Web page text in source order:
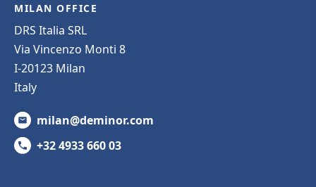
MILAN OFFICE
DRS Italia SRL
Via Vincenzo Monti 8
I-20123 Milan
Italy
milan@deminor.com
+32 4933 660 03